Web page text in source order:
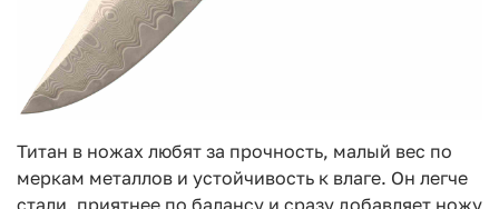
Титан в ножах любят за прочность, малый вес по
меркам металлов и устойчивость к влаге. Он легче
стали, приятнее по балансу и сразу добавляет ножу